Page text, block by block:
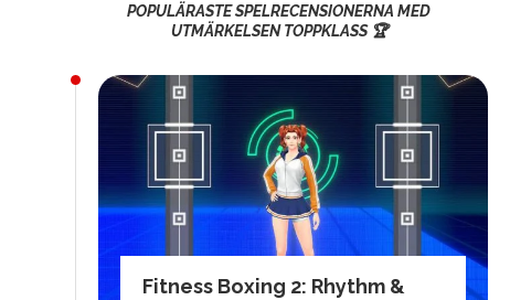
POPULÄRASTE SPELRECENSIONERNA MED
UTMÄRKELSEN TOPPKLASS 🏆
Fitness Boxing 2: Rhythm &